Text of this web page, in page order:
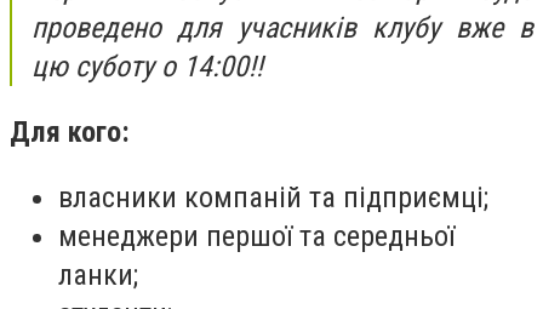
проведено для учасників клубу вже в
цю суботу о 14:00!!
Для кого:
власники компаній та підприємці;
менеджери першої та середньої
ланки;